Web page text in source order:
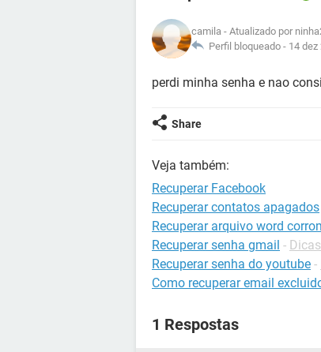
camila - Atualizado por
Perfil bloqueado - 14 dez
perdi minha senha e nao
Share
Veja também:
Recuperar Facebook
Recuperar contatos apagados
Recuperar arquivo word
Recuperar senha gmail -
Recuperar senha do youtube -
Como recuperar email
1 Respostas